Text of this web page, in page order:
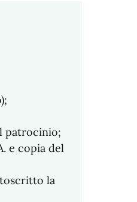
patrocinio;
e copia del
la